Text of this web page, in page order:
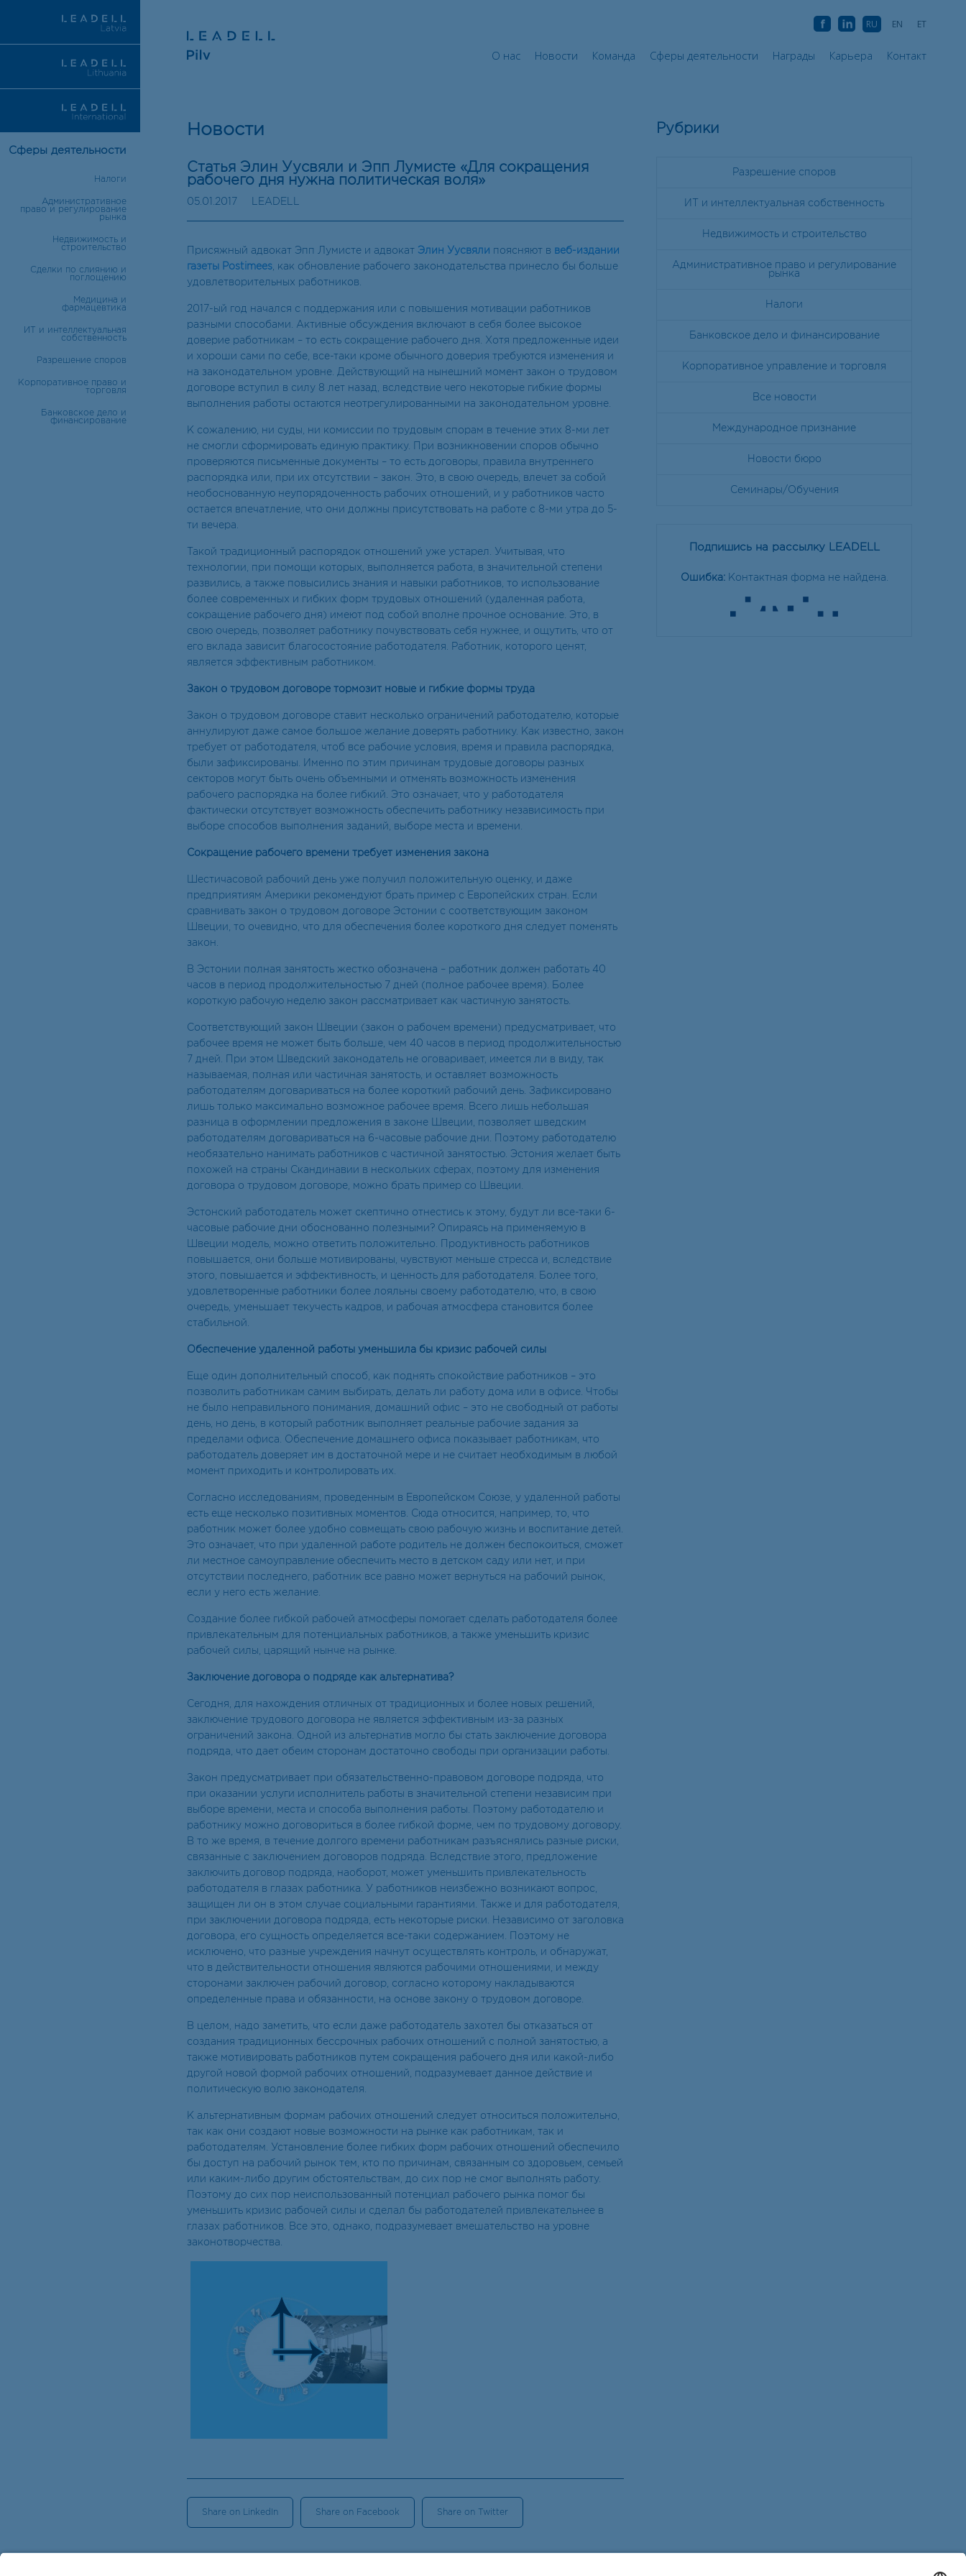
Карьера Контакт
Сферы деятельности
Налоги
Административное
право и регулирование
рынка
Недвижимость и
строительство
Сделки по слиянию и
поглощению
Медицина и
фармацевтика
ИТ и интеллектуальная
собственность
Разрешение споров
Корпоративное право и
торговля
Банковское дело и
финансирование
ET
EN
RU
AB
AB
О нас Новости Команда Сферы деятельности Награды Карьера Контакт
Новости
Статья Элин Уусвяли и Эпп Лумисте «Для сокращения
рабочего дня нужна политическая воля»
05.01.2017 LEADELL
Присяжный адвокат Эпп Лумисте и адвокат Элин Уусвяли поясняют в веб-издании
газеты Postimees , как обновление рабочего законодательства принесло бы больше
удовлетворительных работников.
2017-ый год начался с поддержания или с повышения мотивации работников
разными способами. Активные обсуждения включают в себя более высокое
доверие работникам – то есть сокращение рабочего дня. Хотя предложенные идеи
и хороши сами по себе, все-таки кроме обычного доверия требуются изменения и
на законодательном уровне. Действующий на нынешний момент закон о трудовом
договоре вступил в силу 8 лет назад, вследствие чего некоторые гибкие формы
выполнения работы остаются неотрегулированными на законодательном уровне.
К сожалению, ни суды, ни комиссии по трудовым спорам в течение этих 8-ми лет
не смогли сформировать единую практику. При возникновении споров обычно
проверяются письменные документы – то есть договоры, правила внутреннего
распорядка или, при их отсутствии – закон. Это, в свою очередь, влечет за собой
необоснованную неупорядоченность рабочих отношений, и у работников часто
остается впечатление, что они должны присутствовать на работе с 8-ми утра до 5-
ти вечера.
Такой традиционный распорядок отношений уже устарел. Учитывая, что
технологии, при помощи которых, выполняется работа, в значительной степени
развились, а также повысились знания и навыки работников, то использование
более современных и гибких форм трудовых отношений (удаленная работа,
сокращение рабочего дня) имеют под собой вполне прочное основание. Это, в
свою очередь, позволяет работнику почувствовать себя нужнее, и ощутить, что от
его вклада зависит благосостояние работодателя. Работник, которого ценят,
является эффективным работником.
Закон о трудовом договоре тормозит новые и гибкие формы труда
Закон о трудовом договоре ставит несколько ограничений работодателю, которые
аннулируют даже самое большое желание доверять работнику. Как известно, закон
требует от работодателя, чтоб все рабочие условия, время и правила распорядка,
были зафиксированы. Именно по этим причинам трудовые договоры разных
секторов могут быть очень объемными и отменять возможность изменения
рабочего распорядка на более гибкий. Это означает, что у работодателя
фактически отсутствует возможность обеспечить работнику независимость при
выборе способов выполнения заданий, выборе места и времени.
Сокращение рабочего времени требует изменения закона
Шестичасовой рабочий день уже получил положительную оценку, и даже
предприятиям Америки рекомендуют брать пример с Европейских стран. Если
сравнивать закон о трудовом договоре Эстонии с соответствующим законом
Швеции, то очевидно, что для обеспечения более короткого дня следует поменять
закон.
В Эстонии полная занятость жестко обозначена – работник должен работать 40
часов в период продолжительностью 7 дней (полное рабочее время). Более
короткую рабочую неделю закон рассматривает как частичную занятость.
Соответствующий закон Швеции (закон о рабочем времени) предусматривает, что
рабочее время не может быть больше, чем 40 часов в период продолжительностью
7 дней. При этом Шведский законодатель не оговаривает, имеется ли в виду, так
называемая, полная или частичная занятость, и оставляет возможность
работодателям договариваться на более короткий рабочий день. Зафиксировано
лишь только максимально возможное рабочее время. Всего лишь небольшая
разница в оформлении предложения в законе Швеции, позволяет шведским
работодателям договариваться на 6-часовые рабочие дни. Поэтому работодателю
необязательно нанимать работников с частичной занятостью. Эстония желает быть
похожей на страны Скандинавии в нескольких сферах, поэтому для изменения
договора о трудовом договоре, можно брать пример со Швеции.
Эстонский работодатель может скептично отнестись к этому, будут ли все-таки 6-
часовые рабочие дни обоснованно полезными? Опираясь на применяемую в
Швеции модель, можно ответить положительно. Продуктивность работников
повышается, они больше мотивированы, чувствуют меньше стресса и, вследствие
этого, повышается и эффективность, и ценность для работодателя. Более того,
удовлетворенные работники более лояльны своему работодателю, что, в свою
очередь, уменьшает текучесть кадров, и рабочая атмосфера становится более
стабильной.
Обеспечение удаленной работы уменьшила бы кризис рабочей силы
Еще один дополнительный способ, как поднять спокойствие работников – это
позволить работникам самим выбирать, делать ли работу дома или в офисе. Чтобы
не было неправильного понимания, домашний офис – это не свободный от работы
день, но день, в который работник выполняет реальные рабочие задания за
пределами офиса. Обеспечение домашнего офиса показывает работникам, что
работодатель доверяет им в достаточной мере и не считает необходимым в любой
момент приходить и контролировать их.
Согласно исследованиям, проведенным в Европейском Союзе, у удаленной работы
есть еще несколько позитивных моментов. Сюда относится, например, то, что
работник может более удобно совмещать свою рабочую жизнь и воспитание детей.
Это означает, что при удаленной работе родитель не должен беспокоиться, сможет
ли местное самоуправление обеспечить место в детском саду или нет, и при
отсутствии последнего, работник все равно может вернуться на рабочий рынок,
если у него есть желание.
Создание более гибкой рабочей атмосферы помогает сделать работодателя более
привлекательным для потенциальных работников, а также уменьшить кризис
рабочей силы, царящий нынче на рынке.
Заключение договора о подряде как альтернатива?
Сегодня, для нахождения отличных от традиционных и более новых решений,
заключение трудового договора не является эффективным из-за разных
ограничений закона. Одной из альтернатив могло бы стать заключение договора
подряда, что дает обеим сторонам достаточно свободы при организации работы.
Закон предусматривает при обязательственно-правовом договоре подряда, что
при оказании услуги исполнитель работы в значительной степени независим при
выборе времени, места и способа выполнения работы. Поэтому работодателю и
работнику можно договориться в более гибкой форме, чем по трудовому договору.
В то же время, в течение долгого времени работникам разъяснялись разные риски,
связанные с заключением договоров подряда. Вследствие этого, предложение
заключить договор подряда, наоборот, может уменьшить привлекательность
работодателя в глазах работника. У работников неизбежно возникают вопрос,
защищен ли он в этом случае социальными гарантиями. Также и для работодателя,
при заключении договора подряда, есть некоторые риски. Независимо от заголовка
договора, его сущность определяется все-таки содержанием. Поэтому не
исключено, что разные учреждения начнут осуществлять контроль, и обнаружат,
что в действительности отношения являются рабочими отношениями, и между
сторонами заключен рабочий договор, согласно которому накладываются
определенные права и обязанности, на основе закону о трудовом договоре.
В целом, надо заметить, что если даже работодатель захотел бы отказаться от
создания традиционных бессрочных рабочих отношений с полной занятостью, а
также мотивировать работников путем сокращения рабочего дня или какой-либо
другой новой формой рабочих отношений, подразумевает данное действие и
политическую волю законодателя.
К альтернативным формам рабочих отношений следует относиться положительно,
так как они создают новые возможности на рынке как работникам, так и
работодателям. Установление более гибких форм рабочих отношений обеспечило
бы доступ на рабочий рынок тем, кто по причинам, связанным со здоровьем, семьей
или каким-либо другим обстоятельствам, до сих пор не смог выполнять работу.
Поэтому до сих пор неиспользованный потенциал рабочего рынка помог бы
уменьшить кризис рабочей силы и сделал бы работодателей привлекательнее в
глазах работников. Все это, однако, подразумевает вмешательство на уровне
законотворчества.
Share on LinkedIn Share on Facebook Share on Twitter
Рубрики
Разрешение споров
ИТ и интеллектуальная собственность
Недвижимость и строительство
Административное право и регулирование
рынка
Налоги
Банковское дело и финансирование
Корпоративное управление и торговля
Все новости
Международное признание
Новости бюро
Семинары/Обучения
Подпишись на рассылку LEADELL
Ошибка:Контактная форма не найдена.